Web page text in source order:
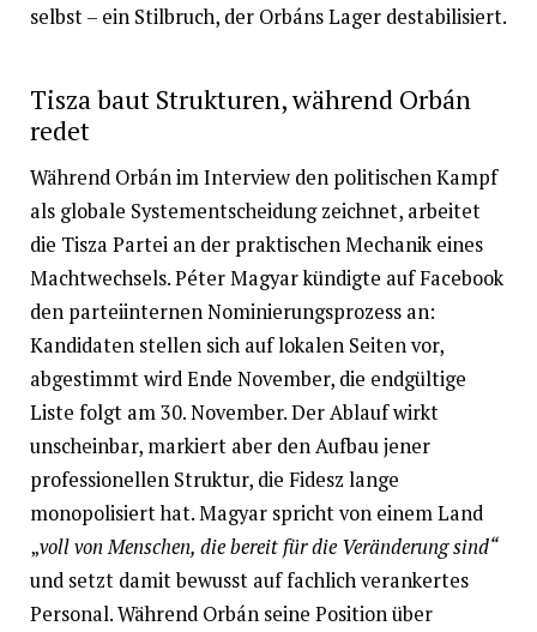
selbst – ein Stilbruch, der Orbáns Lager destabilisiert.
Tisza baut Strukturen, während Orbán
redet
Während Orbán im Interview den politischen Kampf
als globale Systementscheidung zeichnet, arbeitet
die Tisza Partei an der praktischen Mechanik eines
Machtwechsels. Péter Magyar kündigte auf Facebook
den parteiinternen Nominierungsprozess an:
Kandidaten stellen sich auf lokalen Seiten vor,
abgestimmt wird Ende November, die endgültige
Liste folgt am 30. November. Der Ablauf wirkt
unscheinbar, markiert aber den Aufbau jener
professionellen Struktur, die Fidesz lange
monopolisiert hat. Magyar spricht von einem Land
„voll von Menschen, die bereit für die Veränderung sind“
und setzt damit bewusst auf fachlich verankertes
Personal. Während Orbán seine Position über